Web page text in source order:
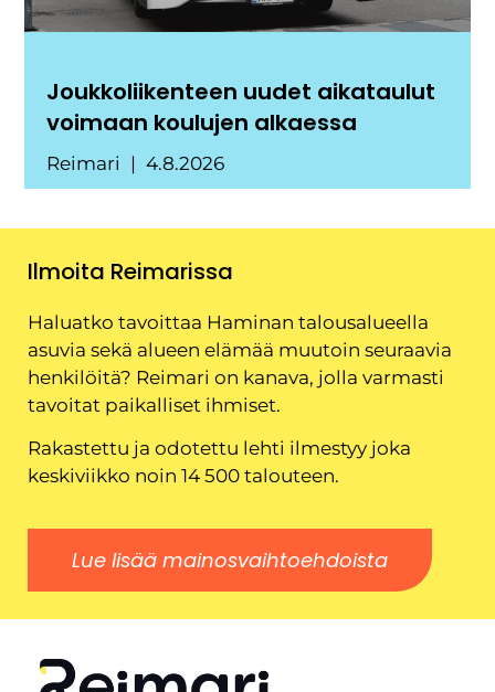
Joukkoliikenteen uudet aikataulut
voimaan koulujen alkaessa
Reimari 4.8.2026
Ilmoita Reimarissa
Haluatko tavoittaa Haminan talousalueella
asuvia sekä alueen elämää muutoin seuraavia
henkilöitä? Reimari on kanava, jolla varmasti
tavoitat paikalliset ihmiset.
Rakastettu ja odotettu lehti ilmestyy joka
keskiviikko noin 14 500 talouteen.
Lue lisää mainosvaihtoehdoista